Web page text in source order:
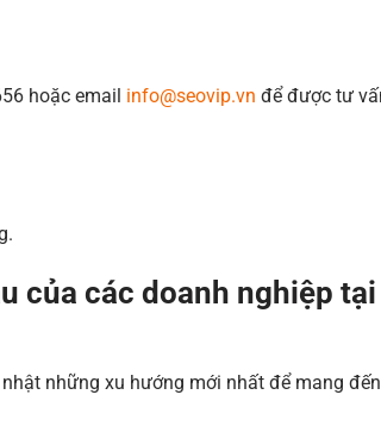
hoặc email info@seovip.vn để được tư
của các doanh nghiệp tại
những xu hướng mới nhất để mang